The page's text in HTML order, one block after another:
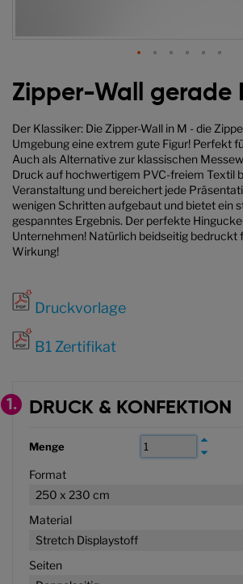
Anfang
der
springen
Zipper-Wall gerade
Der Klassiker: Die Zipper-Wall in M - die
Umgebung eine extrem gute Figur! Perfekt
Auch als Alternative zur klassischen
Druck auf hochwertigem PVC-freiem Textil
Veranstaltung und bereichert jede
wenigen Schritten aufgebaut und bietet ein
gespanntes Ergebnis. Der perfekte
Unternehmen! Natürlich beidseitig bedruckt
Wirkung!
Druckvorlage
B1 Zertifikat
1. DRUCK & KONFEKTION
Menge
Format
250 x 230 cm
Material
Stretch Displaystoff
Seiten